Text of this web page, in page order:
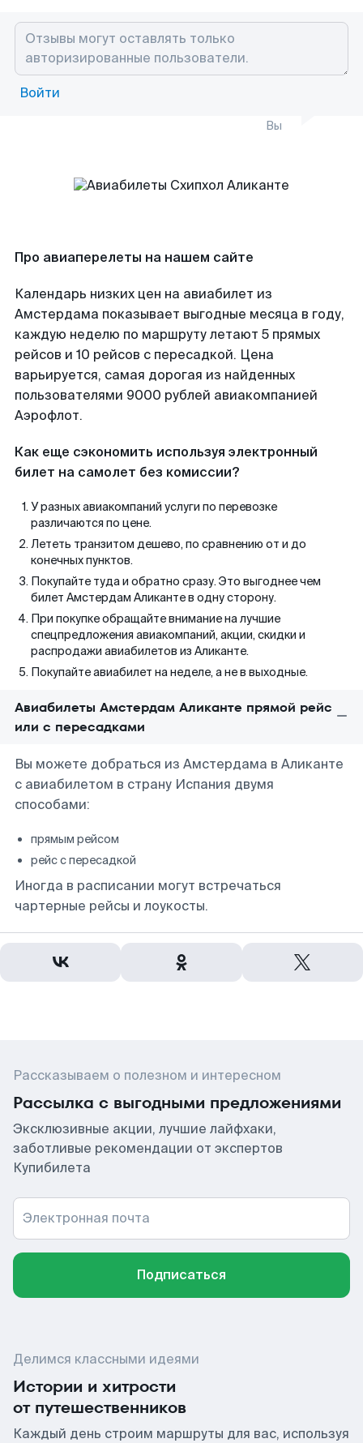
Войти
Вы
Про авиаперелеты на нашем сайте
Календарь низких цен на авиабилет из
Амстердама показывает выгодные месяца в году,
каждую неделю по маршруту летают 5 прямых
рейсов и 10 рейсов с пересадкой. Цена
варьируется, самая дорогая из найденных
пользователями 9000 рублей авиакомпанией
Аэрофлот.
Как еще сэкономить используя электронный
билет на самолет без комиссии?
У разных авиакомпаний услуги по перевозке
различаются по цене.
Лететь транзитом дешево, по сравнению от и до
конечных пунктов.
Покупайте туда и обратно сразу. Это выгоднее чем
билет Амстердам Аликанте в одну сторону.
При покупке обращайте внимание на лучшие
спецпредложения авиакомпаний, акции, скидки и
распродажи авиабилетов из Аликанте.
Покупайте авиабилет на неделе, а не в выходные.
Авиабилеты Амстердам Аликанте прямой рейс
или с пересадками
Вы можете добраться из Амстердама в Аликанте
с авиабилетом в страну Испания двумя
способами:
прямым рейсом
рейс с пересадкой
Иногда в расписании могут встречаться
чартерные рейсы и лоукосты.
Рассказываем о полезном и интересном
Рассылка с выгодными предложениями
Эксклюзивные акции, лучшие лайфхаки,
заботливые рекомендации от экспертов
Купибилета
Электронная почта
Подписаться
Делимся классными идеями
Истории и хитрости
от путешественников
Каждый день строим маршруты для вас, используя